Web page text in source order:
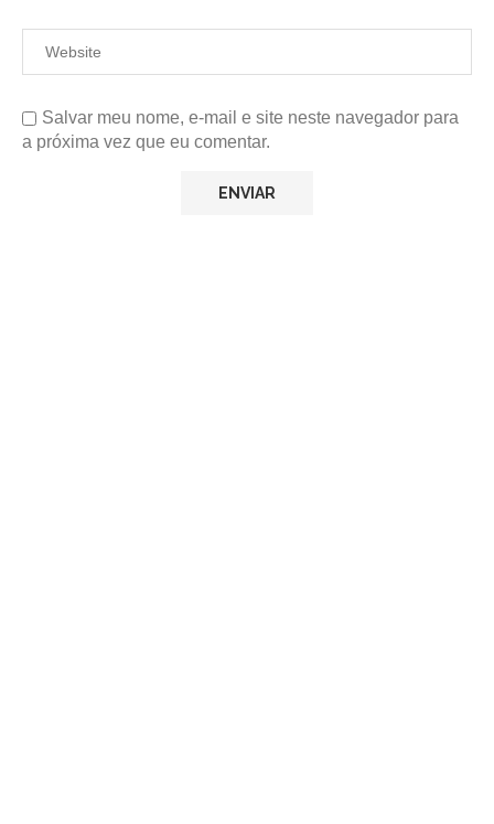
Salvar meu nome, e-mail e site neste navegador para
a próxima vez que eu comentar.